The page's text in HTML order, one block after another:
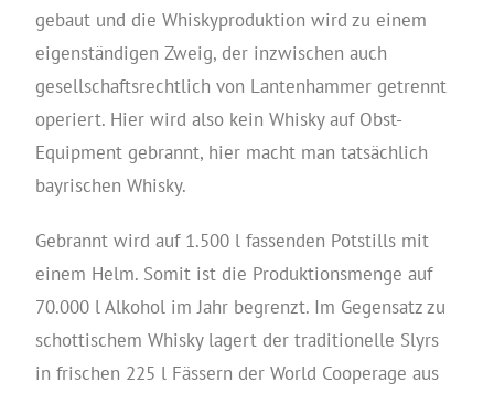
gebaut und die Whiskyproduktion wird zu einem
eigenständigen Zweig, der inzwischen auch
gesellschaftsrechtlich von Lantenhammer getrennt
operiert. Hier wird also kein Whisky auf Obst-
Equipment gebrannt, hier macht man tatsächlich
bayrischen Whisky.
Gebrannt wird auf 1.500 l fassenden Potstills mit
einem Helm. Somit ist die Produktionsmenge auf
70.000 l Alkohol im Jahr begrenzt. Im Gegensatz zu
schottischem Whisky lagert der traditionelle Slyrs
in frischen 225 l Fässern der World Cooperage aus